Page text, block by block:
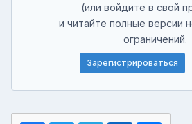
(или войдите в свой
и читайте полные версии
ограничений.
Зарегистрироваться